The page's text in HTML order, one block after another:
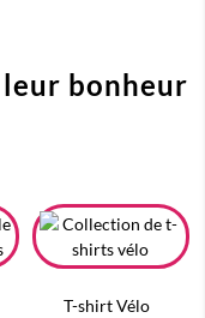
bonheur
T-shirt Vélo